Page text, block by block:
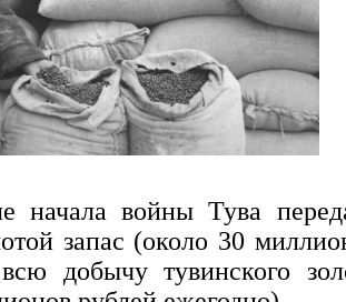
начала войны Тува
запас (около 30
добычу тувинского